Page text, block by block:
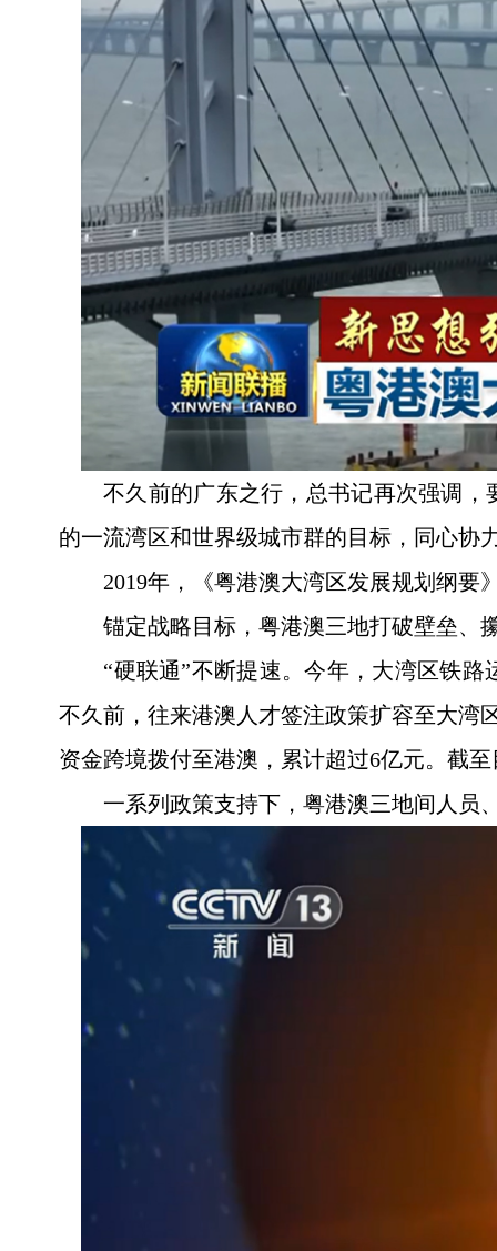
不久前的广东之行，总书记再次强调
的一流湾区和世界级城市群的目标，同心协
2019年，《粤港澳大湾区发展规划纲要
锚定战略目标，粤港澳三地打破壁垒、
“硬联通”不断提速。今年，大湾区铁
不久前，往来港澳人才签注政策扩容至大湾
资金跨境拨付至港澳，累计超过6亿元。截
一系列政策支持下，粤港澳三地间人员